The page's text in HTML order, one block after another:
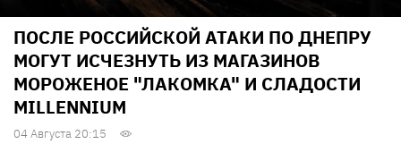
ПОСЛЕ РОССИЙСКОЙ АТАКИ ПО ДНЕПРУ
МОГУТ ИСЧЕЗНУТЬ ИЗ МАГАЗИНОВ
МОРОЖЕНОЕ "ЛАКОМКА" И СЛАДОСТИ
MILLENNIUM
04 Августа 20:15